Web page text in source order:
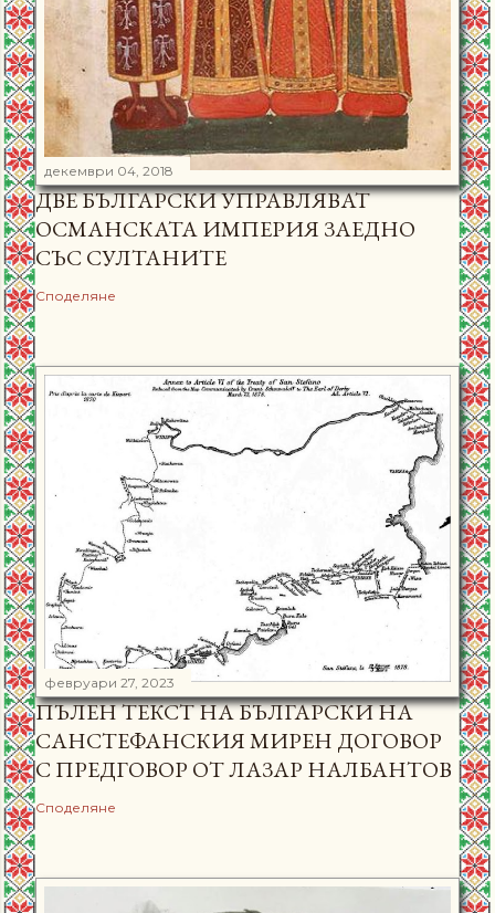
декември 04, 2018
ДВЕ БЪЛГАРСКИ УПРАВЛЯВАТ
ОСМАНСКАТА ИМПЕРИЯ ЗАЕДНО
СЪС СУЛТАНИТЕ
Споделяне
февруари 27, 2023
ПЪЛЕН ТЕКСТ НА БЪЛГАРСКИ НА
САНСТЕФАНСКИЯ МИРЕН ДОГОВОР
С ПРЕДГОВОР ОТ ЛАЗАР НАЛБАНТОВ
Споделяне